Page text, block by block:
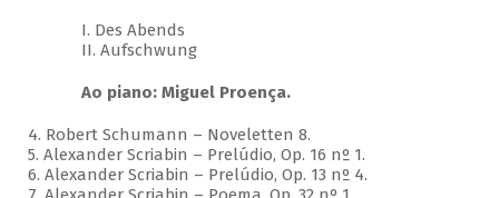
I. Des Abends
II. Aufschwung
Ao piano: Miguel Proença.
4. Robert Schumann – Noveletten 8.
5. Alexander Scriabin – Prelúdio, Op. 16 nº 1.
6. Alexander Scriabin – Prelúdio, Op. 13 nº 4.